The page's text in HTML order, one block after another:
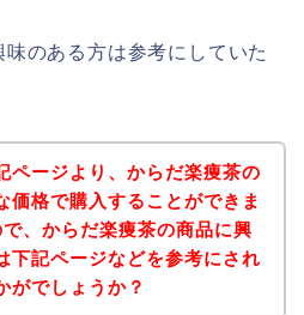
のある方は参考にしていた
ページより、からだ楽痩茶の
価格で購入することができま
で、からだ楽痩茶の商品に興
下記ページなどを参考にされ
がでしょうか？